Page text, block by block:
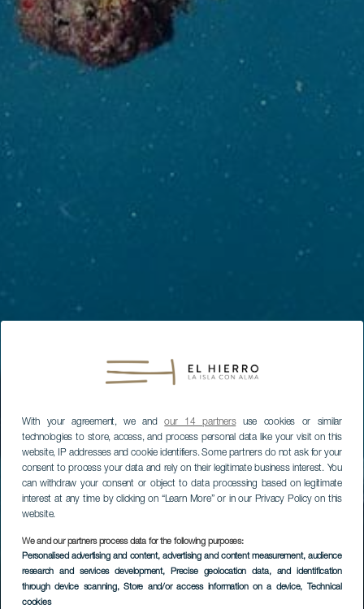
With your agreement, we andour 14 partnersuse cookies or similar
technologies to store, access, and process personal data like your visit on this
website, IP addresses and cookie identifiers. Some partners do not ask for your
consent to process your data and rely on their legitimate business interest. You
can withdraw your consent or object to data processing based on legitimate
interest at any time by clicking on “Learn More” or in our Privacy Policy on this
website.
We and our partners process data for the following purposes:
Personalised advertising and content, advertising and content measurement, audience
research and services development, Precise geolocation data, and identification
through device scanning, Store and/or access information on a device, Technical
cookies